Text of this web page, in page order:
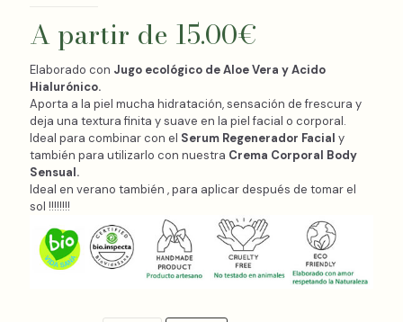
A partir de 15.00€
Elaborado con Jugo ecológico de Aloe Vera y Acido
Hialurónico.
Aporta a la piel mucha hidratación, sensación de frescura y
deja una textura finita y suave en la piel facial o corporal.
Ideal para combinar con el Serum Regenerador Facial y
también para utilizarlo con nuestra Crema Corporal Body
Sensual.
Ideal en verano también , para aplicar después de tomar el
sol !!!!!!!!